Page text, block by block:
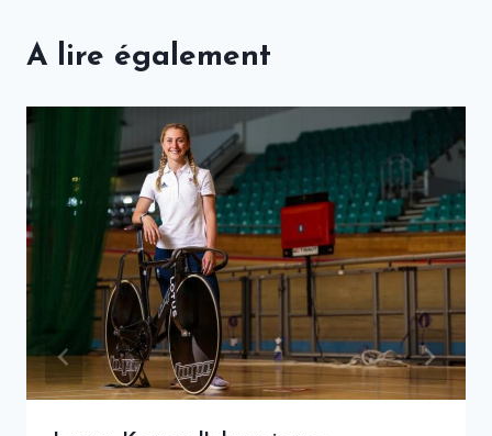
A lire également